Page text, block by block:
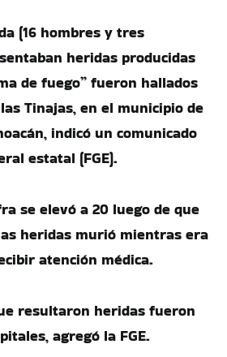
(16 hombres y tres
heridas producidas
de fuego” fueron hallados
Tinajas, en el municipio de
indicó un comunicado
estatal (FGE).
se elevó a 20 luego de que
heridas murió mientras era
atención médica.
resultaron heridas fueron
agregó la FGE.